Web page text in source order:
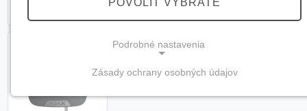
POVOLIŤ VYBRATÉ
Podrobné nastavenia
(vždy aktívne, nemožno vypnúť)
Zásady ochrany osobných údajov